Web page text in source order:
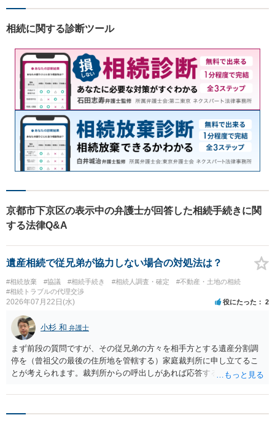
ます。【夜間・土日祝対応
相続に関する診断ツール
京都市下京区の表示中の弁護士が回答した相続手続きに関
する法律Q&A
遺産相続で従兄弟が協力しない場合の対処法は？
#相続放棄 #協議 #相続手続き #相続人調査・確定
#不動産・土地の相続
#相続トラブルの代理交渉
2026年07月22日(水) 役にたった 2
小杉 和 弁護士
まず前段の質問ですが、その従兄弟の方々を相手方とする遺産分割調
停を（曾祖父の最後の住所地を管轄する）家庭裁判所に申し立てるこ
とが考えられます。裁判所からの呼出しがあれば応答する可能性がま
能と思われます。時間が思った以上にないので必要書類をてきぱきと